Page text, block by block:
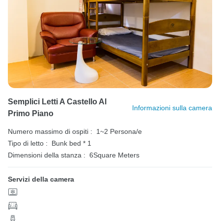
Semplici Letti A Castello Al
Primo Piano
Informazioni sulla camera
Numero massimo di ospiti :
1~2 Persona/e
Tipo di letto :
Bunk bed * 1
Dimensioni della stanza : 6Square Meters
Servizi della camera